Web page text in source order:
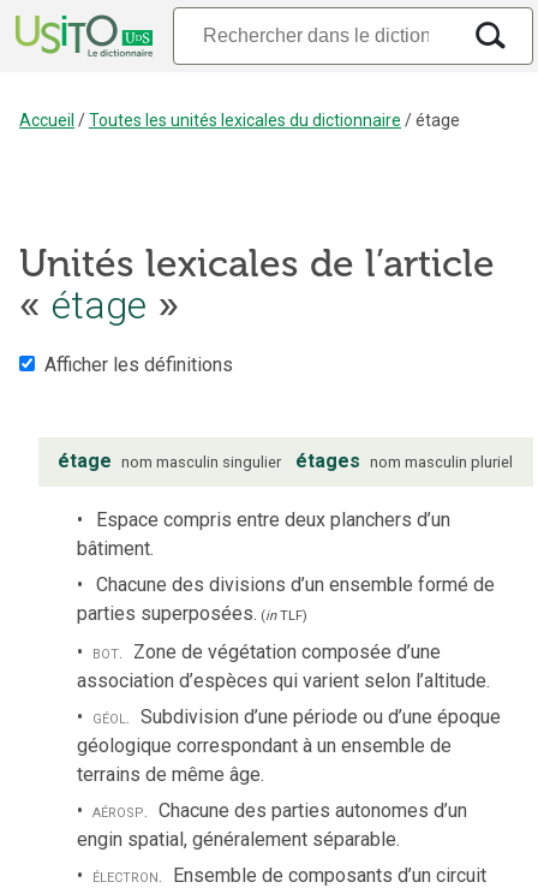
Accueil /Toutes les unités lexicales du dictionnaire /étage
Unités lexicales de l’article
« étage »
Afficher les définitions
étage nom masculin singulier étages nom masculin pluriel
Espace compris entre deux planchers d’un
bâtiment.
Chacune des divisions d’un ensemble formé de
parties superposées. (inTLF)
bot. Zone de végétation composée d’une
association d’espèces qui varient selon l’altitude.
géol. Subdivision d’une période ou d’une époque
géologique correspondant à un ensemble de
terrains de même âge.
aérosp. Chacune des parties autonomes d’un
engin spatial, généralement séparable.
électron. Ensemble de composants d’un circuit